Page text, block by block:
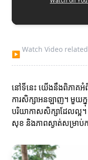
▶
Watch Video related
នៅទីនេះ យើងនឹងពិភាគអំ
ការសិក្សាអនឡាញ។ មួយក្
បរិយាកាសសិក្សាដែលល្អ។
សុខ និងភាពស្ងាត់សម្រាប់ក